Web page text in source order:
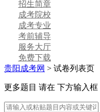
招生简章
成考院校
成考专业
考前辅导
服务大厅
免费下载
贵阳成考网 > 试卷列表页
更多题目 请在 下方输入框